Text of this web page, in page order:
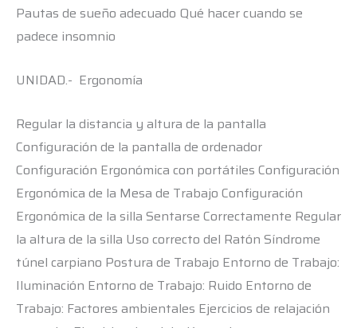
Pautas de sueño adecuado Qué hacer cuando se
padece insomnio
UNIDAD.- Ergonomía
Regular la distancia y altura de la pantalla
Configuración de la pantalla de ordenador
Configuración Ergonómica con portátiles Configuración
Ergonómica de la Mesa de Trabajo Configuración
Ergonómica de la silla Sentarse Correctamente Regular
la altura de la silla Uso correcto del Ratón Síndrome
túnel carpiano Postura de Trabajo Entorno de Trabajo:
Iluminación Entorno de Trabajo: Ruido Entorno de
Trabajo: Factores ambientales Ejercicios de relajación